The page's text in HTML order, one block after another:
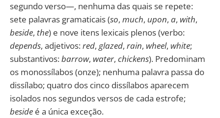
segundo verso—, nenhuma das quais se repete:
sete palavras gramaticais (so, much, upon, a, with,
beside, the) e nove itens lexicais plenos (verbo:
depends, adjetivos:red, glazed, rain, wheel, white;
substantivos:barrow, water, chickens). Predominam
os monossílabos (onze); nenhuma palavra passa do
dissílabo; quatro dos cinco dissílabos aparecem
isolados nos segundos versos de cada estrofe;
beside é a única exceção.